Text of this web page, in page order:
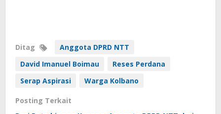
Ditag
Anggota DPRD NTT
David Imanuel Boimau
Reses Perdana
Serap Aspirasi
Warga Kolbano
Posting Terkait